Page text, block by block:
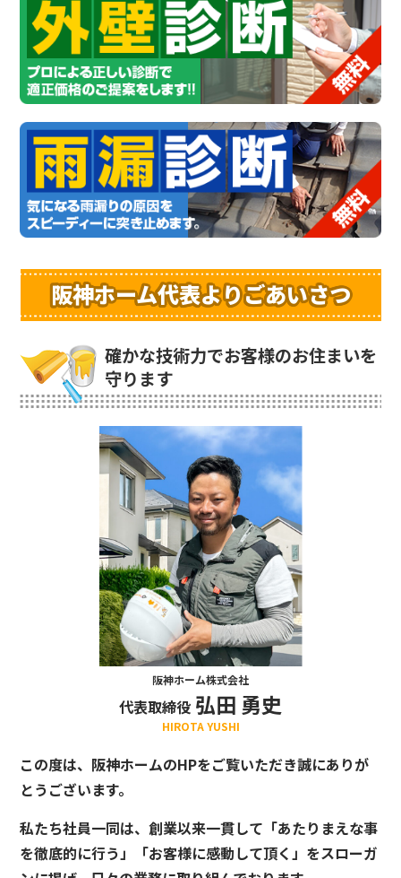
阪神ホーム代表よりごあいさつ
確かな技術力でお客様のお住まいを
守ります
阪神ホーム株式会社
代表取締役 弘田 勇史
HIROTA YUSHI
この度は、阪神ホームのHPをご覧いただき誠にありが
とうございます。
私たち社員一同は、創業以来一貫して「あたりまえな事
を徹底的に行う」「お客様に感動して頂く」をスローガ